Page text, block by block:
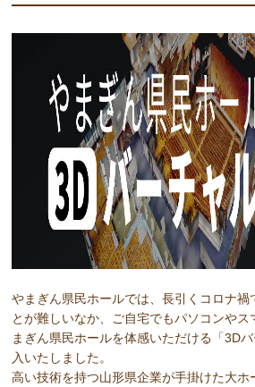
やまぎん県民ホールでは、長引くコロナ禍
とが難しいなか、ご自宅でもパソコンや
まぎん県民ホールを体感いただける「3D
入いたしました。
高い技術を持つ山形県企業が手掛けた大